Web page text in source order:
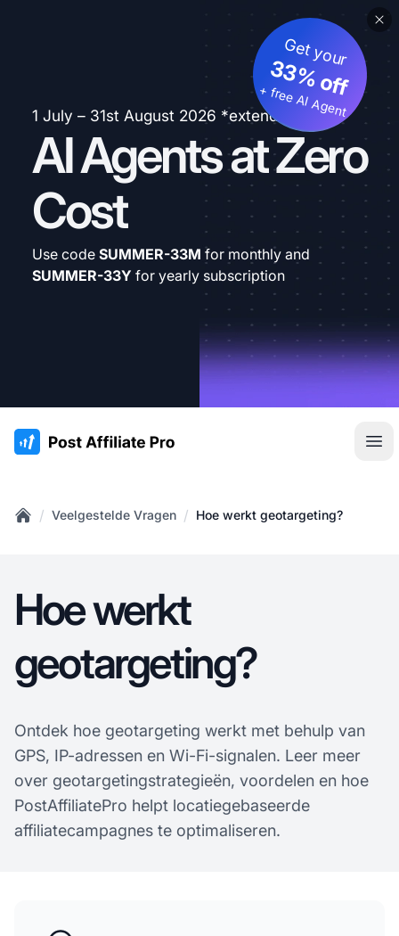
1 July – 31st August 2026 *extended
AI Agents at Zero
Cost
Get your
33% off
+ free AI Agent
Use code SUMMER-33M for monthly and
SUMMER-33Y for yearly subscription
:site.title
/ Veelgestelde Vragen / Hoe werkt geotargeting?
Hoe werkt
geotargeting?
Ontdek hoe geotargeting werkt met behulp van
GPS, IP-adressen en Wi-Fi-signalen. Leer meer
over geotargetingstrategieën, voordelen en hoe
PostAffiliatePro helpt locatiegebaseerde
affiliatecampagnes te optimaliseren.